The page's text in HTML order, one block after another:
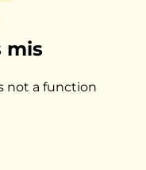
mis
not a function